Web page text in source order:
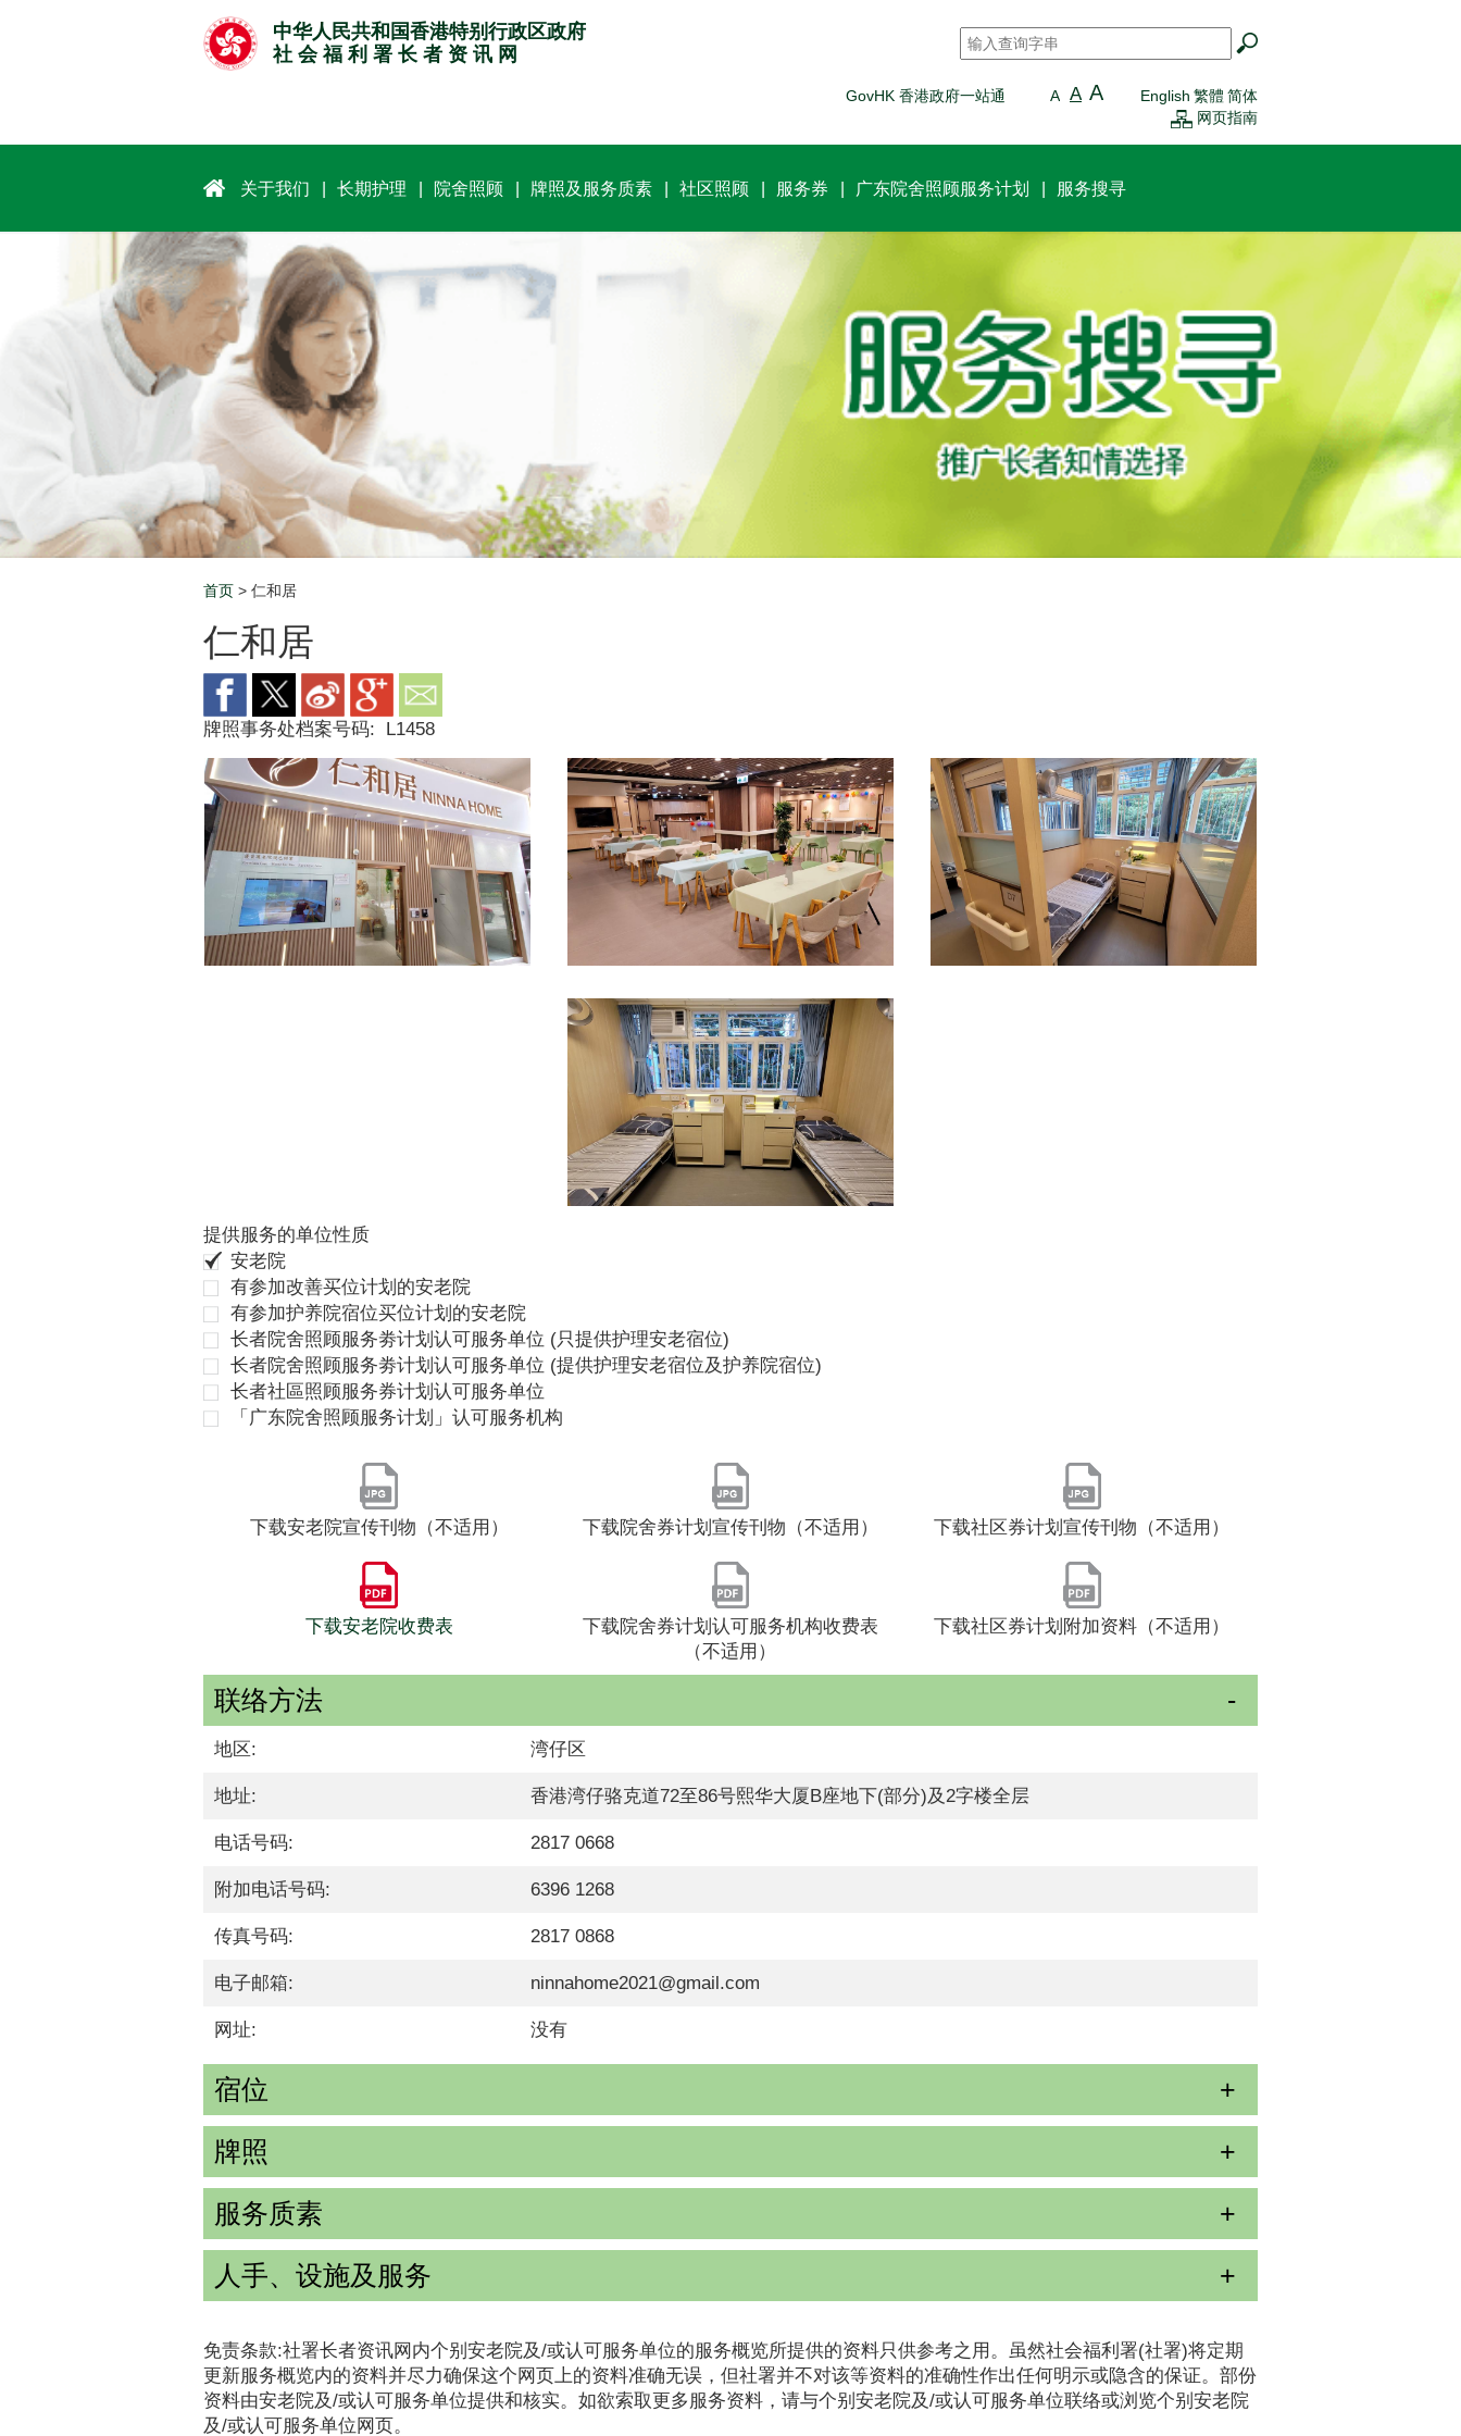
中华人民共和国香港特别行政区政府
社 会 福 利 署 长 者 资 讯 网
搜寻 *
GovHK 香港政府一站通 A A A English 繁體 简体
网页指南
关于我们 长期护理 院舍照顾 牌照及服务质素 社区照顾 服务券 广东院舍照顾服务计划 服务搜寻
Breadcrumb
首页 > 仁和居
仁和居
牌照事务处档案号码: L1458
提供服务的单位性质
安老院
有参加改善买位计划的安老院
有参加护养院宿位买位计划的安老院
长者院舍照顾服务劵计划认可服务单位 (只提供护理安老宿位)
长者院舍照顾服务劵计划认可服务单位 (提供护理安老宿位及护养院宿位)
长者社區照顾服务券计划认可服务单位
「广东院舍照顾服务计划」认可服务机构
下载安老院宣传刊物（不适用） 下载院舍券计划宣传刊物（不适用） 下载社区券计划宣传刊物（不适用）
下载安老院收费表
下载院舍券计划认可服务机构收费表
（不适用）
下载社区券计划附加资料（不适用）
联络方法
地区: 湾仔区
地址: 香港湾仔骆克道72至86号熙华大厦B座地下(部分)及2字楼全层
电话号码: 2817 0668
附加电话号码: 6396 1268
传真号码: 2817 0868
电子邮箱: ninnahome2021@gmail.com
网址: 没有
宿位
牌照
服务质素
人手、设施及服务
免责条款:社署长者资讯网内个别安老院及/或认可服务单位的服务概览所提供的资料只供参考之用。虽然社会福利署(社署)将定期
更新服务概览内的资料并尽力确保这个网页上的资料准确无误，但社署并不对该等资料的准确性作出任何明示或隐含的保证。部份
资料由安老院及/或认可服务单位提供和核实。如欲索取更多服务资料，请与个别安老院及/或认可服务单位联络或浏览个别安老院
及/或认可服务单位网页。